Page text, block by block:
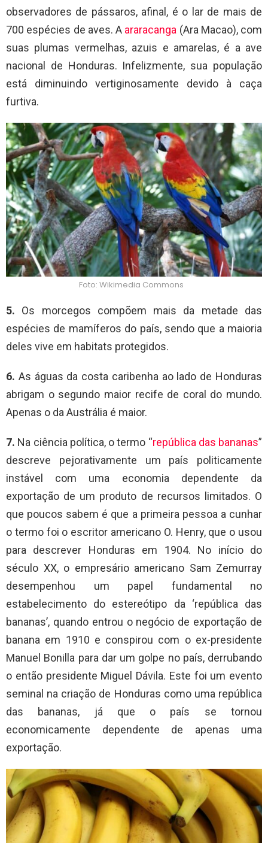
observadores de pássaros, afinal, é o lar de mais de
700 espécies de aves. A araracanga (Ara Macao), com
suas plumas vermelhas, azuis e amarelas, é a ave
nacional de Honduras. Infelizmente, sua população
está diminuindo vertiginosamente devido à caça
furtiva.
Foto: Wikimedia Commons
5. Os morcegos compõem mais da metade das
espécies de mamíferos do país, sendo que a maioria
deles vive em habitats protegidos.
6. As águas da costa caribenha ao lado de Honduras
abrigam o segundo maior recife de coral do mundo.
Apenas o da Austrália é maior.
7. Na ciência política, o termo “república das bananas”
descreve pejorativamente um país politicamente
instável com uma economia dependente da
exportação de um produto de recursos limitados. O
que poucos sabem é que a primeira pessoa a cunhar
o termo foi o escritor americano O. Henry, que o usou
para descrever Honduras em 1904. No início do
século XX, o empresário americano Sam Zemurray
desempenhou um papel fundamental no
estabelecimento do estereótipo da ‘república das
bananas’, quando entrou o negócio de exportação de
banana em 1910 e conspirou com o ex-presidente
Manuel Bonilla para dar um golpe no país, derrubando
o então presidente Miguel Dávila. Este foi um evento
seminal na criação de Honduras como uma república
das bananas, já que o país se tornou
economicamente dependente de apenas uma
exportação.